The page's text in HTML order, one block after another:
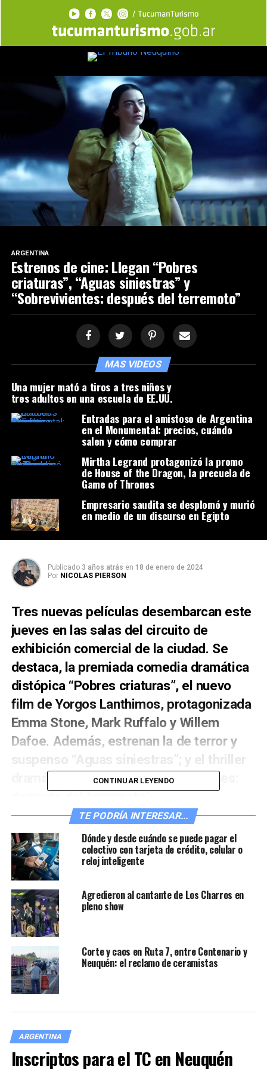
ARGENTINA
Estrenos de cine: Llegan “Pobres
criaturas”, “Aguas siniestras” y
“Sobrevivientes: después del terremoto”
MAS VIDEOS
Una mujer mató a tiros a tres niños y
tres adultos en una escuela de EE.UU.
Entradas para el amistoso de Argentina
en el Monumental: precios, cuándo
salen y cómo comprar
Mirtha Legrand protagonizó la promo
de House of the Dragon, la precuela de
Game of Thrones
Empresario saudita se desplomó y murió
en medio de un discurso en Egipto
Publicado 3 años atrás en 18 de enero de 2024
Por NICOLAS PIERSON
Tres nuevas películas desembarcan este
jueves en las salas del circuito de
exhibición comercial de la ciudad. Se
destaca, la premiada comedia dramática
distópica “Pobres criaturas”, el nuevo
film de Yorgos Lanthimos, protagonizada
Emma Stone, Mark Ruffalo y Willem
Dafoe. Además, estrenan la de terror y
suspenso “Aguas siniestras”; y el thriller
dramático surcoreano “Sobrevivientes:
después del terremoto”
“Pobres criaturas”
Comedia dramática distópica, dirigida por Yorgos
Lanthimos y protagonizada por Emma Stone, Mark
Ruffalo y Willem Dafoe. Se centra en Bella Baxter, una
joven revivida por el brillante y poco ortodoxo científico
Dr. Godwin Baxter. Bajo la protección de Baxter, Bella
está ansiosa por aprender. Hambrienta de la
mundanidad que le falta, Bella se escapa con Duncan
Wedderburn, un sofisticado y perverso abogado, en una
aventura vertiginosa a través de los continentes. Libre
de los prejuicios de su época, Bella se vuelve firme en su
propósito de defender la igualdad y la liberación.
CONTINUAR LEYENDO
TE PODRÍA INTERESAR...
Dónde y desde cuándo se puede pagar el
colectivo con tarjeta de crédito, celular o
reloj inteligente
Agredieron al cantante de Los Charros en
pleno show
Corte y caos en Ruta 7, entre Centenario y
Neuquén: el reclamo de ceramistas
ARGENTINA
Inscriptos para el TC en Neuquén